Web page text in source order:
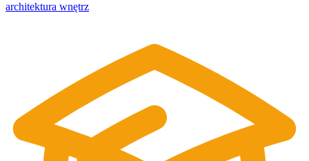
architektura wnętrz